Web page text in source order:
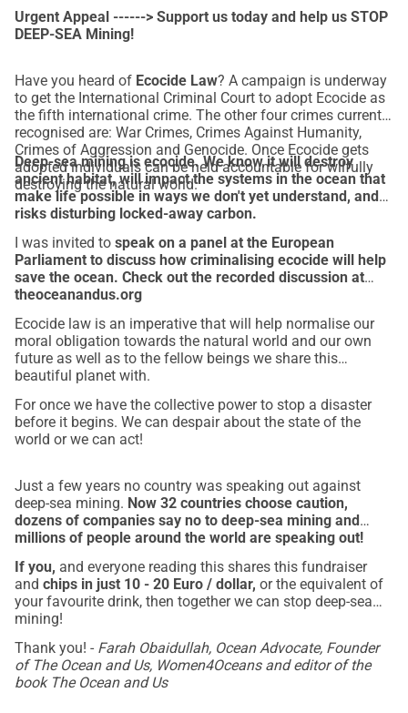
Urgent Appeal ------> Support us today and help us STOP
DEEP-SEA Mining!
Have you heard of Ecocide Law? A campaign is underway
to get the International Criminal Court to adopt Ecocide as
the fifth international crime. The other four crimes currently
recognised are: War Crimes, Crimes Against Humanity,
Crimes of Aggression and Genocide. Once Ecocide gets
adopted individuals can be held accountable for wilfully
destroying the natural world.
Deep-sea mining is ecocide. We know it will destroy
ancient habitat, will impact the systems in the ocean that
make life possible in ways we don't yet understand, and
risks disturbing locked-away carbon.
I was invited to speak on a panel at the European
Parliament to discuss how criminalising ecocide will help
save the ocean. Check out the recorded discussion at
theoceanandus.org
Ecocide law is an imperative that will help normalise our
moral obligation towards the natural world and our own
future as well as to the fellow beings we share this
beautiful planet with.
For once we have the collective power to stop a disaster
before it begins. We can despair about the state of the
world or we can act!
Just a few years no country was speaking out against
deep-sea mining. Now 32 countries choose caution,
dozens of companies say no to deep-sea mining and
millions of people around the world are speaking out!
If you, and everyone reading this shares this fundraiser
and chips in just 10 - 20 Euro / dollar, or the equivalent of
your favourite drink, then together we can stop deep-sea
mining!
Thank you! - Farah Obaidullah, Ocean Advocate, Founder
of The Ocean and Us, Women4Oceans and editor of the
book The Ocean and Us